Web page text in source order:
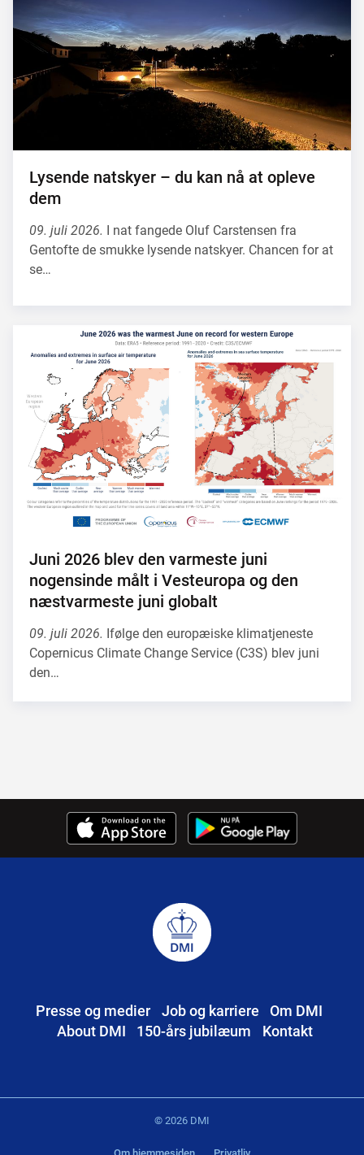
Lysende natskyer – du kan nå at opleve
dem
09. juli 2026. I nat fangede Oluf Carstensen fra
Gentofte de smukke lysende natskyer. Chancen for at
se…
Juni 2026 blev den varmeste juni
nogensinde målt i Vesteuropa og den
næstvarmeste juni globalt
09. juli 2026. Ifølge den europæiske klimatjeneste
Copernicus Climate Change Service (C3S) blev juni
den…
Presse og medier Job og karriere
Om DMI
About DMI
150-års jubilæum Kontakt
© 2026 DMI